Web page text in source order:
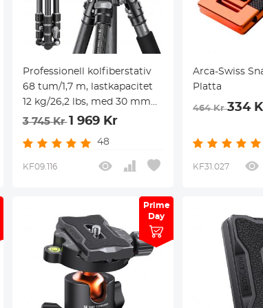
Professionell kolfiberstativ
68 tum/1,7 m, lastkapacitet
12 kg/26,2 lbs, med 30 mm
metallbollhuvud, modell
3 745 Kr1 969 Kr
48
KF09.116
Arca-Swiss
Platta
464 Kr334
KF31.027
Prime
Day
Prime
Day